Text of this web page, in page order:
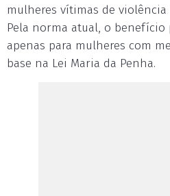
mulheres vítimas de
Pela norma atual, o benefício
apenas para mulheres com
base na Lei Maria da Penha.